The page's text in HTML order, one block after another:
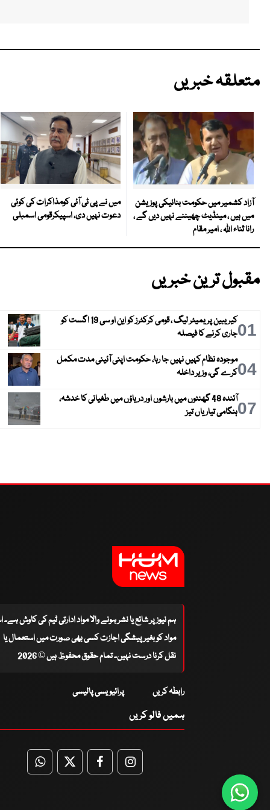
متعلقہ خبریں
آزاد کشمیر میں حکومت بنانیکی پوزیشن
میں ہیں ، مینڈیٹ چھیننے نہیں دیں گے ،
رانا ثناء اللہ ، امیر مقام
میں نے پی ٹی آئی کومذاکرات کی کوئی
دعوت نہیں دی، اسپیکرقومی اسمبلی
مقبول ترین خبریں
01
کیریبین پریمیئر لیگ ، قومی کرکٹرز کو این او سی 19 اگست کو
جاری کرنے کا فیصلہ
04موجودہ نظام کہیں نہیں جا رہا، حکومت اپنی آئینی مدت مکمل
کرے گی، وزیر داخلہ
07
آئندہ 48 گھنٹوں میں بارشوں اور دریاؤں میں طغیانی کا خدشہ،
ہنگامی تیاریاں تیز
ہم نیوز پر شائع یا نشر ہونے والا مواد ادارتی ٹیم کی کاوش
مواد کو بغیر پیشگی اجازت کسی بھی صورت میں استعمال یا
نقل کرنا درست نہیں۔ تمام حقوق محفوظ ہیں © 2026
رابطہ کریں پرائیویسی پالیسی
ہمیں فالو کریں
WhatsApp
TwitterFacebookFacebook